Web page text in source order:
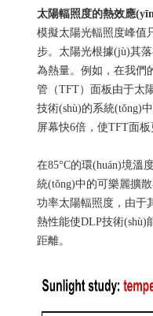
太陽輻照度的熱效應
模擬太陽光輻照度峰值
步。太陽光根據(jù)其
為熱量。例如，在我
管（TFT）面板由于太
技術(shù)的系統(tǒng)
屏幕快6倍，使TFT
在85°C的環(huán)境溫
統(tǒng)中的可樂麗擴
功率太陽輻照度，由
熱性能使DLP技術(shù)
距離。